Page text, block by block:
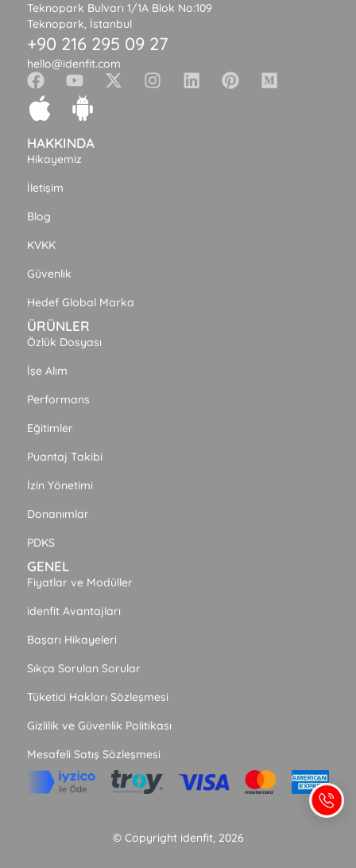
Teknopark Bulvarı 1/1A Blok No:109
Teknopark, İstanbul
+90 216 295 09 27
hello@idenfit.com
HAKKINDA
Hikayemiz
İletişim
Blog
KVKK
Güvenlik
Hedef Global Marka
ÜRÜNLER
Özlük Dosyası
İşe Alım
Performans
Eğitimler
Puantaj Takibi
İzin Yönetimi
Donanımlar
PDKS
GENEL
Fiyatlar ve Modüller
idenfit Avantajları
Başarı Hikayeleri
Sıkça Sorulan Sorular
Tüketici Hakları Sözleşmesi
Gizlilik ve Güvenlik Politikası
Mesafeli Satış Sözleşmesi
© Copyright idenfit, 2026